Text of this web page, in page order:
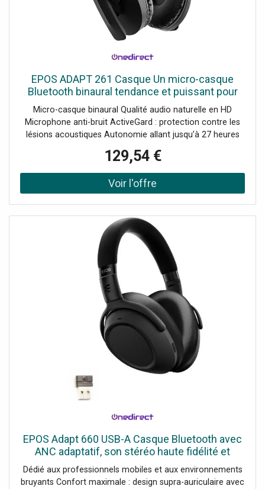
EPOS ADAPT 261 Casque Un micro-casque
Bluetooth binaural tendance et puissant pour
des échanges sonores cristallins.
Micro-casque binaural Qualité audio naturelle en HD
Microphone anti-bruit ActiveGard : protection contre les
lésions acoustiques Autonomie allant jusqu’à 27 heures
Connectivité : Bluetooth via le dongle USB-C Produit
certifié Microsoft Teams et optimisé UC
129,54 €
EPOS Adapt 660 USB-A Casque Bluetooth avec
ANC adaptatif, son stéréo haute fidélité et
certification Microsoft Teams, conçu pour les
professionnels
Dédié aux professionnels mobiles et aux environnements
bruyants Confort maximale : design supra-auriculaire avec